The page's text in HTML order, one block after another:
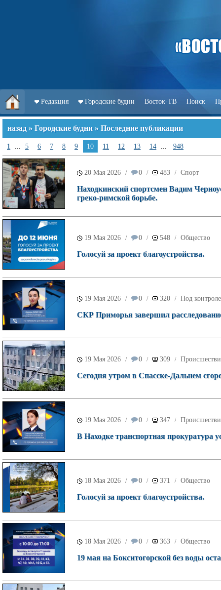
Редакция Городские будни Восток-ТВ Поиск
назад » Городские будни » Последние публикации
1 ... 5 6 7 8 9 10 11 12 13 14 ... 948
20 Мая 2026 / 0 / 483 / Спорт
Находкинский спортсмен Вадим
греко-римской борьбе.
19 Мая 2026 / 0 / 548 / Общество
Голосуй за проект благоустройства.
19 Мая 2026 / 0 / 320 / Под
СКР Приморья завершил
19 Мая 2026 / 0 / 309 /
Сегодня утром в Спасске-Дальнем
19 Мая 2026 / 0 / 347 /
В Находке транспортная прокуратура
18 Мая 2026 / 0 / 371 / Общество
Голосуй за проект благоустройства.
18 Мая 2026 / 0 / 363 / Общество
19 мая на Бокситогорской без воды